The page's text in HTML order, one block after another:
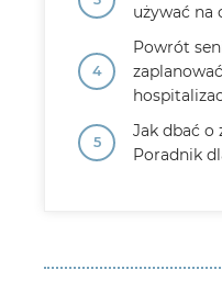
używać na
Powrót
Jak dbać o
Poradnik